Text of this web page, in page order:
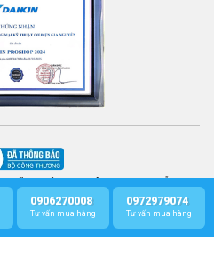
0906270008
Tư vấn mua hàng
0972979074
Tư vấn mua hàng
03/2017 bởi Sở Kế hoạch và Đầu Tư
Call Facebook